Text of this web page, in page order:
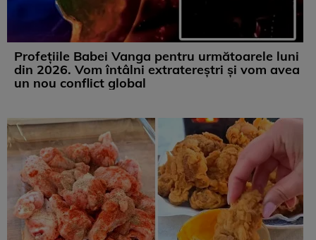
Profețiile Babei Vanga pentru următoarele luni
din 2026. Vom întâlni extratereștri și vom avea
un nou conflict global